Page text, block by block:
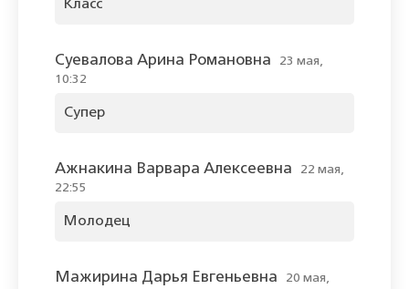
Класс
Суевалова Арина Романовна
23 мая,
10:32
Супер
Ажнакина Варвара Алексеевна
22 мая,
22:55
Молодец
Мажирина Дарья Евгеньевна
20 мая,